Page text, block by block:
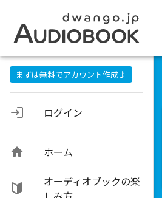
まずは無料でアカウント作成♪
ログイン
ホーム
オーディオブックの楽